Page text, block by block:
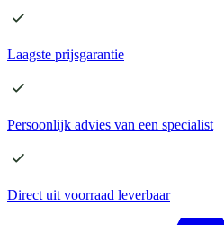
Laagste prijsgarantie
Persoonlijk advies van een specialist
Direct uit voorraad leverbaar